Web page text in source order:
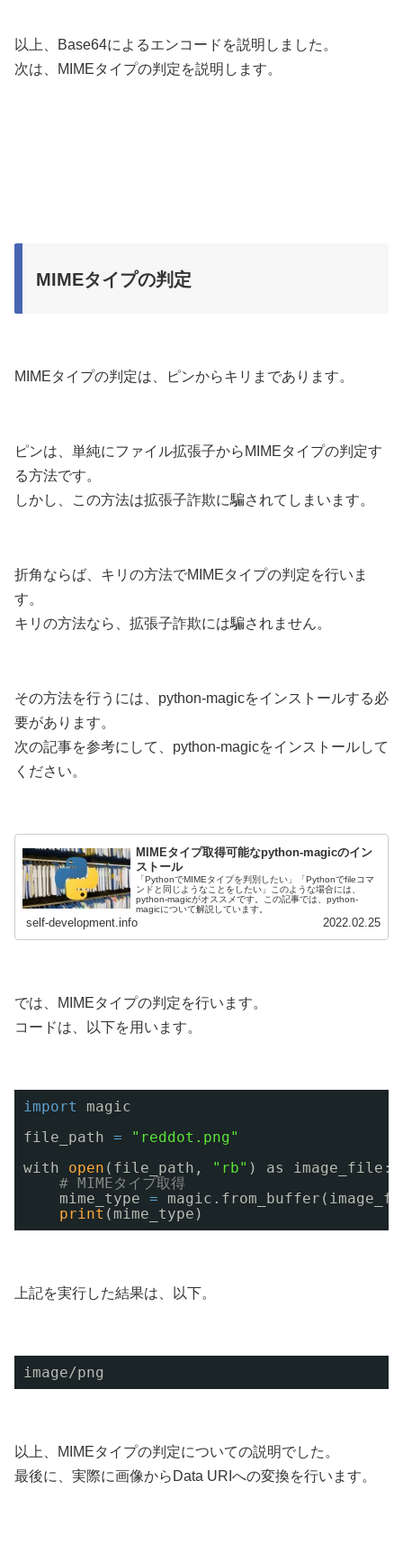
以上、Base64によるエンコードを説明しました。
次は、MIMEタイプの判定を説明します。
MIMEタイプの判定
MIMEタイプの判定は、ピンからキリまであります。
ピンは、単純にファイル拡張子からMIMEタイプの判定す
る方法です。
しかし、この方法は拡張子詐欺に騙されてしまいます。
折角ならば、キリの方法でMIMEタイプの判定を行いま
す。
キリの方法なら、拡張子詐欺には騙されません。
その方法を行うには、python-magicをインストールする必
要があります。
次の記事を参考にして、python-magicをインストールして
ください。
MIMEタイプ取得可能なpython-magicのイン
ストール
「PythonでMIMEタイプを判別したい」「Pythonでfileコマ
ンドと同じようなことをしたい」このような場合には、
python-magicがオススメです。この記事では、python-
magicについて解説しています。
self-development.info 2022.02.25
では、MIMEタイプの判定を行います。
コードは、以下を用います。
import
magic
file_path =
"reddot.png"
with open (file_path, "rb" ) as image_file:
# MIMEタイプ取得
mime_type =
print (mime_type)
上記を実行した結果は、以下。
image/png
以上、MIMEタイプの判定についての説明でした。
最後に、実際に画像からData URIへの変換を行います。